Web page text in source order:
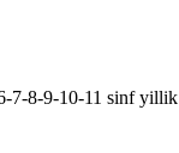
7-8-9-10-11 sinf